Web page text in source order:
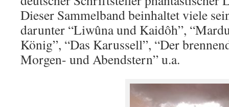
Dieser Sammelband beinhaltet viele
darunter “Liwûna und Kaidôh”,
König”, “Das Karussell”, “Der
Morgen- und Abendstern” u.a.